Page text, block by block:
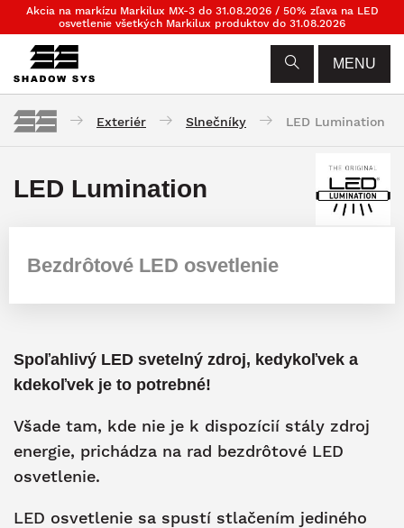
Akcia na markízu Markilux MX-3 do 31.08.2026 / 50% zľava na LED
osvetlenie všetkých Markilux produktov do 31.08.2026
MENU
Exteriér Slnečníky LED Lumination
LED Lumination
Bezdrôtové LED osvetlenie
Spoľahlivý LED svetelný zdroj, kedykoľvek a
kdekoľvek je to potrebné!
Všade tam, kde nie je k dispozícií stály zdroj
energie, prichádza na rad bezdrôtové LED
osvetlenie.
LED osvetlenie sa spustí stlačením jediného